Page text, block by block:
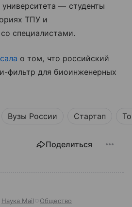
— студенты
ТПУ и
специалистами.
о том, что российский
фильтр для биоинженерных
Вузы России Стартап
Поделиться
Наука Mail Общество